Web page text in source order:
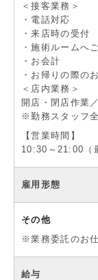
＜接客業務＞
・電話対応
・来店時の受付
・施術ルームへ
・お会計
・お帰りの際の
＜店内業務＞
開店・閉店作業
※勤務スタッフ
【営業時間】
10:30～21:00（
雇用形態
その他
※業務委託のお仕
給与